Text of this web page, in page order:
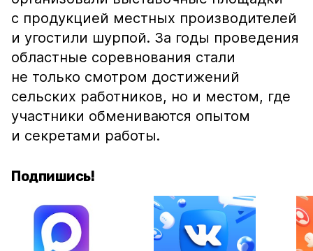
с продукцией местных производителей
и угостили шурпой. За годы проведения
областные соревнования стали
не только смотром достижений
сельских работников, но и местом, где
участники обмениваются опытом
и секретами работы.
Подпишись!